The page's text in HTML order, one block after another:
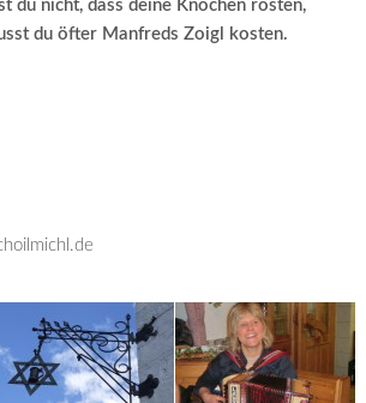
du nicht, dass deine Knochen rosten,
du öfter Manfreds Zoigl kosten.